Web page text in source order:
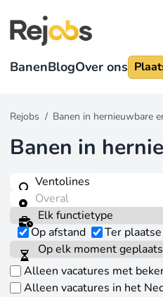
BanenBlogOver ons
Rejobs / Banen in hernieuwbare
Banen in
Op afstand Ter plaatse
Alleen vacatures met
Alleen vacatures in het